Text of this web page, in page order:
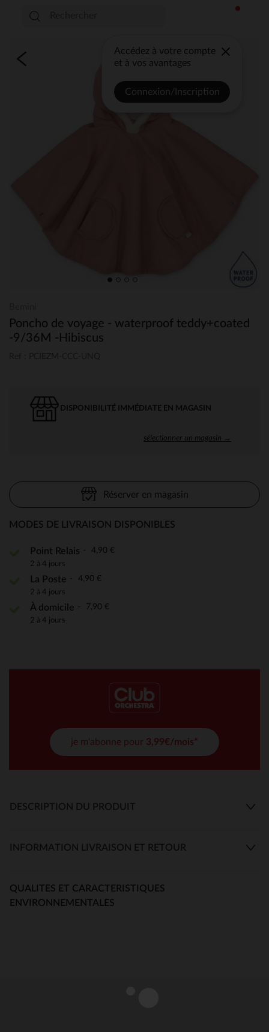
Accédez à votre compte
et à vos avantages
Connexion/Inscription
Poncho de voyage - waterproof teddy+coated
-9/36M -Hibiscus
DISPONIBILITÉ IMMÉDIATE EN MAGASIN
sélectionner un magasin →
Réserver en magasin
MODES DE LIVRAISON DISPONIBLES
Point Relais 4,90 €
2 à 4 jours
La Poste 4,90 €
2 à 4 jours
À domicile 7,90 €
2 à 4 jours
je m'abonne pour 3,99€/mois*
DESCRIPTION DU PRODUIT
INFORMATION LIVRAISON ET RETOUR
QUALITES ET CARACTERISTIQUES
ENVIRONNEMENTALES